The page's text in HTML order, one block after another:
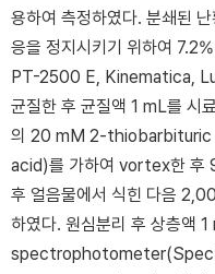
용하여 측정하였다. 분쇄된
응을 정지시키기 위하여
PT-2500 E, Kinematica,
균질한 후 균질액 1 mL를 시
의 20 mM 2-
acid)를 가하여 vortex한 후
후 얼음물에서 식힌 다음
하였다. 원심분리 후 상층액